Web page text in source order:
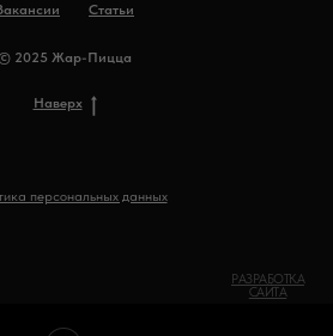
Статьи
2025 Жар-Пицца
Наверх
РАЗРАБОТКА
САЙТА
персональных данных